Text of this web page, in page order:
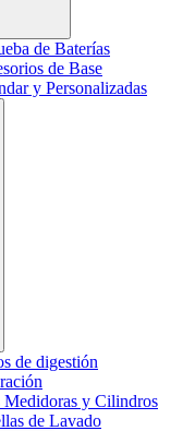
de Baterías
de Base
y Personalizadas
de digestión
Medidoras y Cilindros
de Lavado